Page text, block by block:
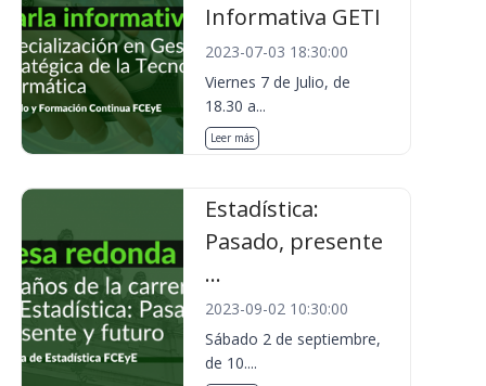
Informativa GETI
2023-07-03 18:30:00
Viernes 7 de Julio, de
18.30 a...
Leer más
Estadística:
Pasado, presente
...
2023-09-02 10:30:00
Sábado 2 de septiembre,
de 10....